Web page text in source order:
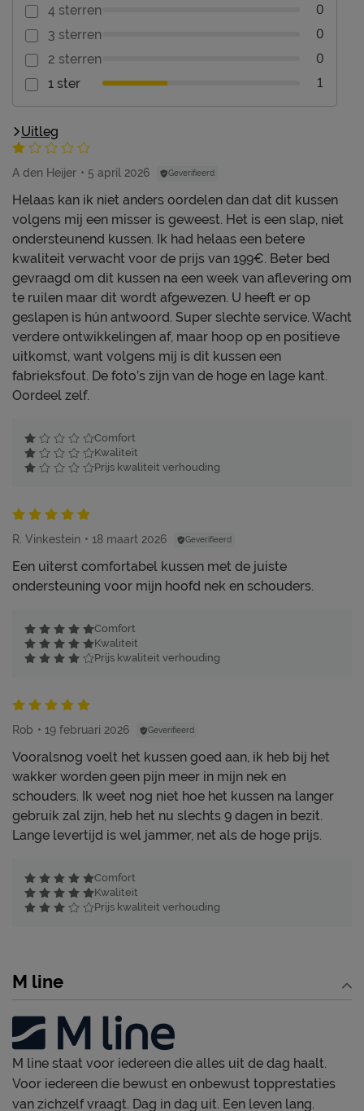
4 sterren 0
3 sterren 0
2 sterren 0
1 ster 1
Uitleg
A den Heijer 5 april 2026 Geverifieerd
Helaas kan ik niet anders oordelen dan dat dit kussen
volgens mij een misser is geweest. Het is een slap, niet
ondersteunend kussen. Ik had helaas een betere
kwaliteit verwacht voor de prijs van 199€. Beter bed
gevraagd om dit kussen na een week van aflevering om
te ruilen maar dit wordt afgewezen. U heeft er op
geslapen is hún antwoord. Super slechte service. Wacht
verdere ontwikkelingen af, maar hoop op en positieve
uitkomst, want volgens mij is dit kussen een
fabrieksfout. De foto’s zijn van de hoge en lage kant.
Oordeel zelf.
Comfort
Kwaliteit
Prijs kwaliteit verhouding
R. Vinkestein 18 maart 2026 Geverifieerd
Een uiterst comfortabel kussen met de juiste
ondersteuning voor mijn hoofd nek en schouders.
Comfort
Kwaliteit
Prijs kwaliteit verhouding
Rob 19 februari 2026 Geverifieerd
Vooralsnog voelt het kussen goed aan, ik heb bij het
wakker worden geen pijn meer in mijn nek en
schouders. Ik weet nog niet hoe het kussen na langer
gebruik zal zijn, heb het nu slechts 9 dagen in bezit.
Lange levertijd is wel jammer, net als de hoge prijs.
Comfort
Kwaliteit
Prijs kwaliteit verhouding
M line
M line staat voor iedereen die alles uit de dag haalt.
Voor iedereen die bewust en onbewust topprestaties
van zichzelf vraagt. Dag in dag uit. Een leven lang.